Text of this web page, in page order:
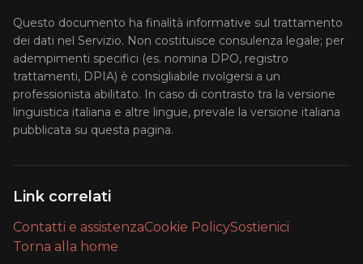
Questo documento ha finalità informative sul trattamento
dei dati nel Servizio. Non costituisce consulenza legale; per
adempimenti specifici (es. nomina DPO, registro
trattamenti, DPIA) è consigliabile rivolgersi a un
professionista abilitato. In caso di contrasto tra la versione
linguistica italiana e altre lingue, prevale la versione italiana
pubblicata su questa pagina.
Link correlati
Contatti e assistenzaCookie PolicySostienici
Torna alla home